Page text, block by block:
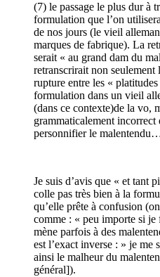
(7) le passage le plus dur
formulation que l’on
de nos jours (le vieil
marques de fabrique). La
serait « au grand dam du
retranscrirait non seulement
rupture entre les «
formulation dans un vieil
(dans ce contexte)de la vo,
grammaticalement incorrect
personnifier le
Je suis d’avis que « et tant
colle pas très bien à la
qu’elle prête à confusion
comme : « peu importe si je
mène parfois à des
est l’exact inverse : » je me
ainsi le malheur du
général]).